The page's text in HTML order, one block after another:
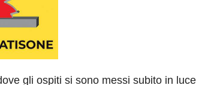
gli ospiti si sono messi subito in luce